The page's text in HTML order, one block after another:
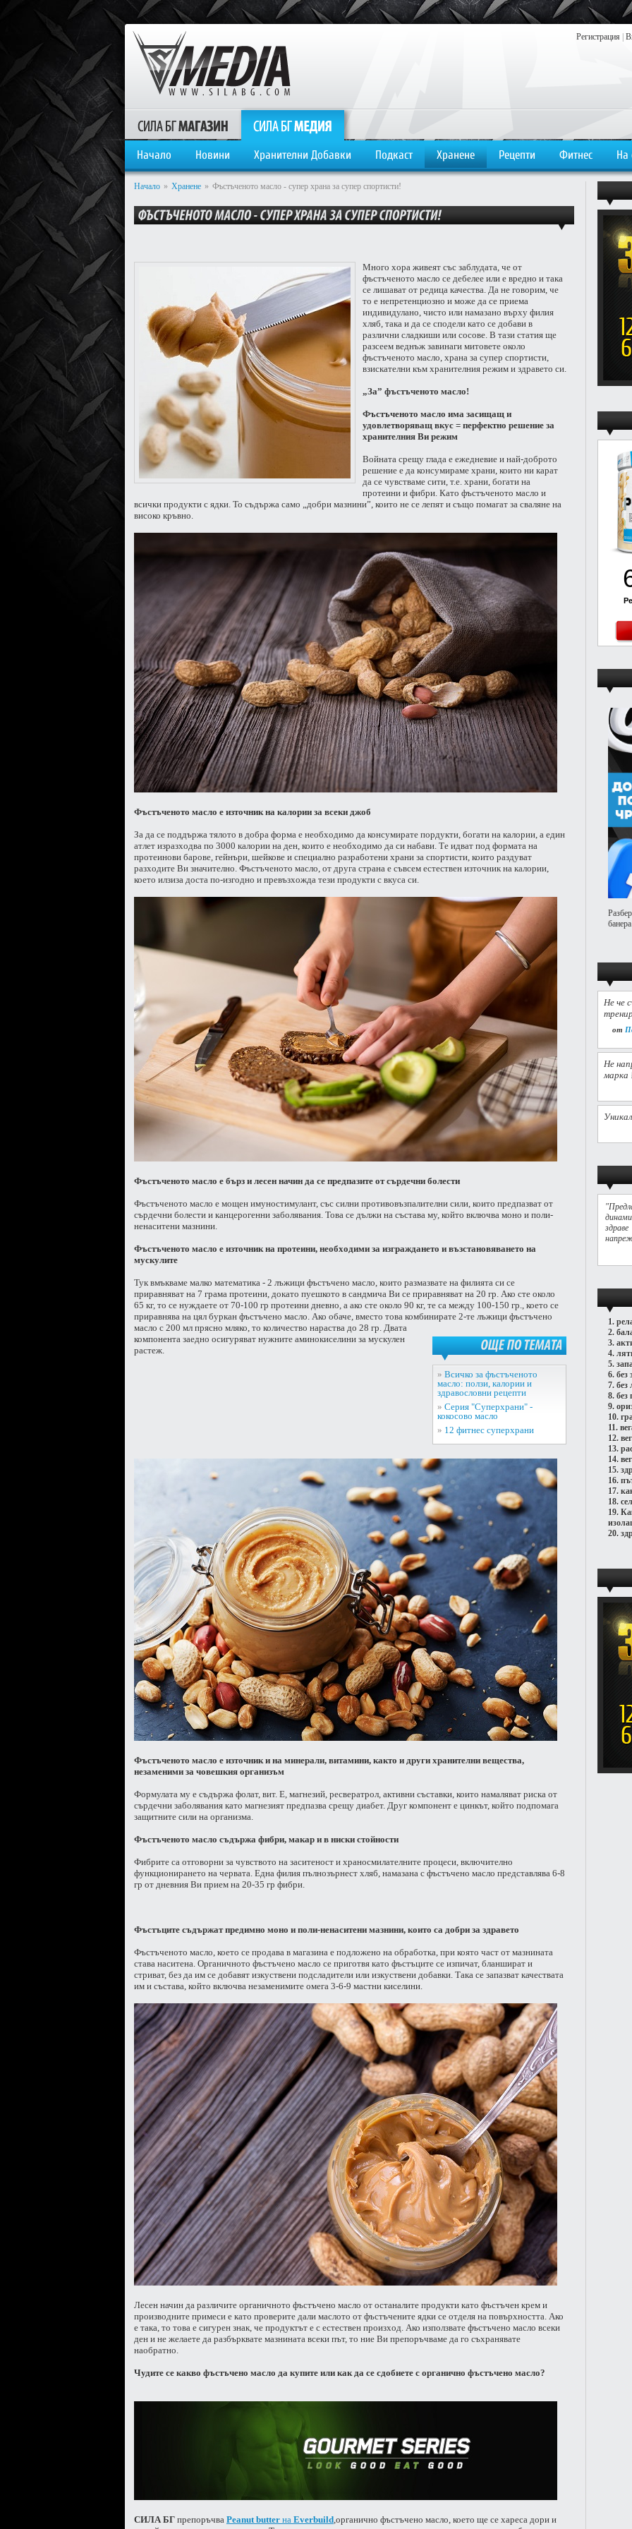
Регистрация
Начало Новини Хранителни Добавки Подкаст Хранене Рецепти Фитнес На
Начало » Хранене » Фъстъченото масло - супер храна за супер спортисти!
Много хора живеят със заблудата, че от
фъстъченото масло се дебелее или е вредно и така
се лишават от редица качества. Да не говорим, че
то е непретенциозно и може да се приема
индивидулано, чисто или намазано върху филия
хляб, така и да се сподели като се добави в
различни сладкиши или сосове. В тази статия ще
разсеем веднъж завинаги митовете около
фъстъченото масло, храна за супер спортисти,
взискателни към хранителния режим и здравето си.
„За” фъстъченото масло!
Фъстъченото масло има засищащ и
удовлетворяващ вкус = перфектно решение за
хранителния Ви режим
Войната срещу глада е ежедневие и най-доброто
решение е да консумираме храни, които ни карат
да се чувстваме сити, т.е. храни, богати на
протеини и фибри. Като фъстъченото масло и
всички продукти с ядки. То съдържа само „добри мазнини”, които не се лепят и също помагат за сваляне на
високо кръвно.
Фъстъченото масло е източник на калории за всеки джоб
За да се поддържа тялото в добра форма е необходимо да консумирате пордукти, богати на калории, а един
атлет изразходва по 3000 калории на ден, които е необходимо да си набави. Те идват под формата на
протеинови барове, гейнъри, шейкове и специално разработени храни за спортисти, които раздуват
разходите Ви значително. Фъстъченото масло, от друга страна е съвсем естествен източник на калории,
което илзиза доста по-изгодно и превъзхожда тези продукти с вкуса си.
Фъстъченото масло е бърз и лесен начин да се предпазите от сърдечни болести
Фъстъченото масло е мощен имуностимулант, със силни противовъзпалителни сили, които предпазват от
сърдечни болести и канцерогенни заболявания. Това се дължи на състава му, който включва моно и поли-
ненаситени мазнини.
Фъстъченото масло е източник на протеини, необходими за изграждането и възстановяването на
мускулите
Тук вмъкваме малко математика - 2 лъжици фъстъчено масло, които размазвате на филията си се
приравняват на 7 грама протеини, докато пуешкото в сандмича Ви се приравняват на 20 гр. Ако сте около
65 кг, то се нуждаете от 70-100 гр протеини дневно, а ако сте около 90 кг, те са между 100-150 гр., което се
приравнява на цял буркан фъстъчено масло. Ако обаче, вместо това комбинирате 2-те лъжици фъстъчено
масло с 200 мл прясно мляко, то количество нараства до 28 гр.
» Всичко за фъстъченото
масло: ползи, калории и
здравословни рецепти
» Серия "Суперхрани" -
кокосово масло
» 12 фитнес суперхрани
Двата
компонента заедно осигуряват нужните аминокиселини за мускулен
растеж.
Фъстъченото масло е източник и на минерали, витамини, както и други хранителни вещества,
незаменими за човешкия организъм
Формулата му е съдържа фолат, вит. Е, магнезий, ресвератрол, активни съставки, които намаляват риска от
сърдечни заболявания като магнезият предпазва срещу диабет. Друг компонент е цинкът, който подпомага
защитните сили на организма.
Фъстъченото масло съдържа фибри, макар и в ниски стойности
Фибрите са отговорни за чувството на заситеност и храносмилателните процеси, включително
функционирането на червата. Една филия пълнозърнест хляб, намазана с фъстъчено масло представлява 6-8
гр от дневния Ви прием на 20-35 гр фибри.
Фъстъците съдържат предимно моно и поли-ненаситени мазнини, които са добри за здравето
Фъстъченото масло, което се продава в магазина е подложено на обработка, при която част от мазнината
става наситена. Органичното фъстъчено масло се приготвя като фъстъците се изпичат, бланшират и
стриват, без да им се добавят изкуствени подсладители или изкуствени добавки. Така се запазват качествата
им и състава, който включва незаменимите омега 3-6-9 мастни киселини.
Лесен начин да различите органичното фъстъчено масло от останалите продукти като фъстъчен крем и
производните примеси е като проверите дали маслото от фъстъчените ядки се отделя на повърхността. Ако
е така, то това е сигурен знак, че продуктът е с естествен произход. Ако използвате фъстъчено масло всеки
ден и не желаете да разбърквате мазнината всеки път, то ние Ви препоръчваме да го съхранявате
наобратно.
Чудите се какво фъстъчено масло да купите или как да се сдобиете с органично фъстъчено масло?
СИЛА БГ препоръчва Peanut butter на Everbuild,органично фъстъчено масло, което ще се хареса дори и
банера
Не че
от
Не
марка
1.
2.
3.
4.
5.
6. без
7. без
8. без
9.
10.
11.
12.
13.
14.
15.
16.
17.
18.
19.
20.